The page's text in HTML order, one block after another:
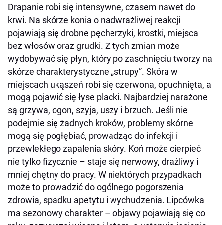
Drapanie robi się intensywne, czasem nawet do
krwi. Na skórze konia o nadwrażliwej reakcji
pojawiają się drobne pęcherzyki, krostki, miejsca
bez włosów oraz grudki. Z tych zmian może
wydobywać się płyn, który po zaschnięciu tworzy na
skórze charakterystyczne „strupy”. Skóra w
miejscach ukąszeń robi się czerwona, opuchnięta, a
mogą pojawić się łyse placki. Najbardziej narażone
są grzywa, ogon, szyja, uszy i brzuch. Jeśli nie
podejmie się żadnych kroków, problemy skórne
mogą się pogłębiać, prowadząc do infekcji i
przewlekłego zapalenia skóry. Koń może cierpieć
nie tylko fizycznie – staje się nerwowy, drażliwy i
mniej chętny do pracy. W niektórych przypadkach
może to prowadzić do ogólnego pogorszenia
zdrowia, spadku apetytu i wychudzenia. Lipcówka
ma sezonowy charakter – objawy pojawiają się co